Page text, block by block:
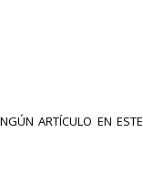
ARTÍCULO EN ESTE